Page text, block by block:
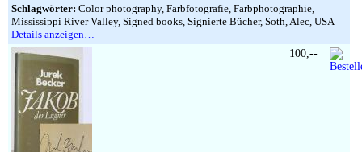
Schlagwörter: Color photography, Farbfotografie, Farbphotographie,
Mississippi River Valley, Signed books, Signierte Bücher, Soth, Alec, USA
Details anzeigen…
100,--